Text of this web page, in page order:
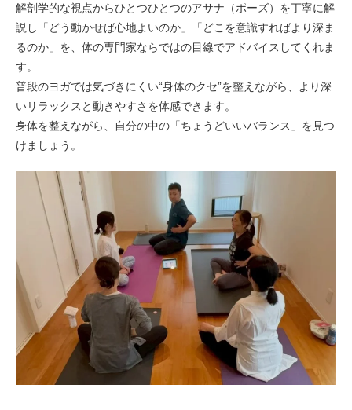
解剖学的な視点からひとつひとつのアサナ（ポーズ）を丁寧に解
説し「どう動かせば心地よいのか」「どこを意識すればより深ま
るのか」を、体の専門家ならではの目線でアドバイスしてくれま
す。
普段のヨガでは気づきにくい“身体のクセ”を整えながら、より深
いリラックスと動きやすさを体感できます。
身体を整えながら、自分の中の「ちょうどいいバランス」を見つ
けましょう。